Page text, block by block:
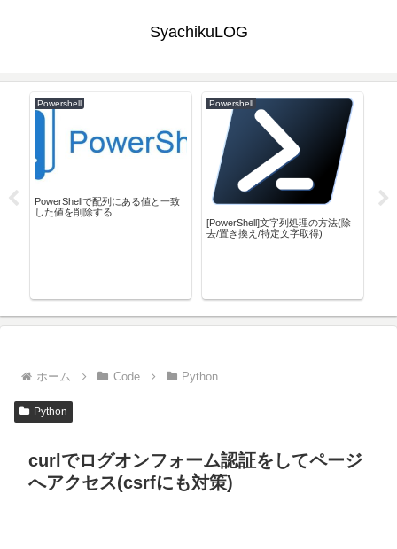
SyachikuLOG
Powershell
PowerShellで配列にある値と一致
した値を削除する
Powershell
[PowerShell]文字列処理の方法(除
去/置き換え/特定文字取得)
ホーム Code Python
Python
curlでログオンフォーム認証をしてページ
へアクセス(csrfにも対策)